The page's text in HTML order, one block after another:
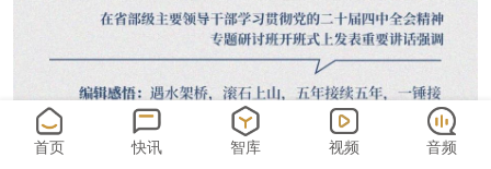
首页 快讯 智库 视频 音频